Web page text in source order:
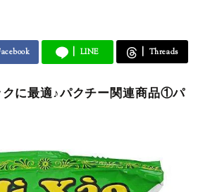
LINE Threads
クに最適♪パクチー関連商品①パ